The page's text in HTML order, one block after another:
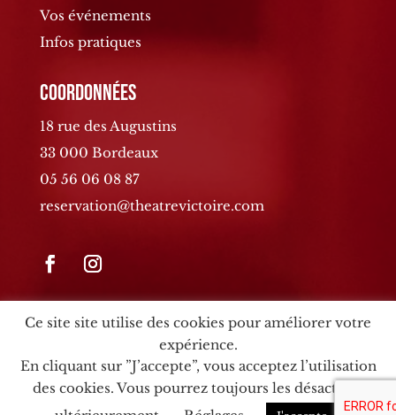
Vos événements
Infos pratiques
Coordonnées
18 rue des Augustins
33 000 Bordeaux
05 56 06 08 87
reservation@theatrevictoire.com
© 2026 Théâtre Victoire – Site web : Agence MYC–MCP
Ce site site utilise des cookies pour améliorer votre
expérience.
En cliquant sur ”J’accepte”, vous acceptez l’utilisation
des cookies. Vous pourrez toujours les désactiver